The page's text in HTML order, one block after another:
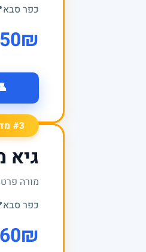
כפר סבא
₪
#3 מדורג עליון
גיא
מורה פרטי סבלני עם 17 שנות
כפר סבא
₪